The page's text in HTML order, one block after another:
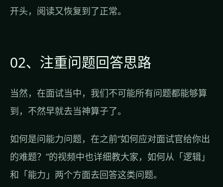
开头，阅读又恢复到了正常。
02、注重问题回答思路
当然，在面试当中，我们不可能所有问题都能够算
到，不然早就去当神算子了。
如何是问能力问题，在之前“如何应对面试官给你出
的难题？”的视频中也详细教大家，如何从「逻辑」
和「能力」两个方面去回答这类问题。